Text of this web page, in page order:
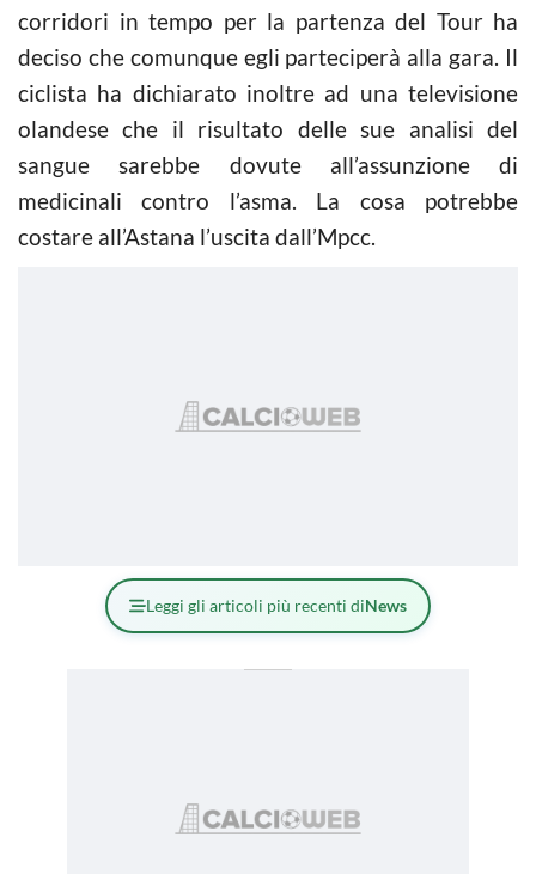
corridori in tempo per la partenza del Tour ha
deciso che comunque egli parteciperà alla gara. Il
ciclista ha dichiarato inoltre ad una televisione
olandese che il risultato delle sue analisi del
sangue sarebbe dovute all’assunzione di
medicinali contro l’asma. La cosa potrebbe
costare all’Astana l’uscita dall’Mpcc.
Leggi gli articoli più recenti diNews